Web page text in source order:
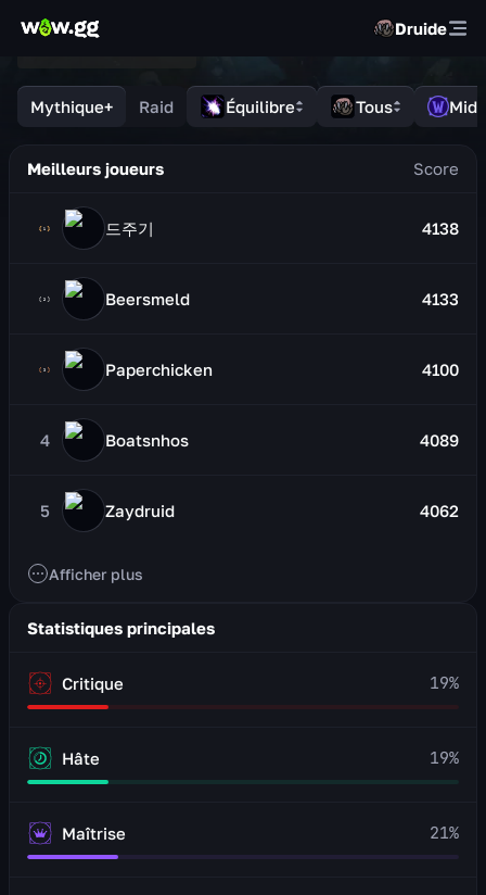
Druide
Mythique+ Raid Équilibre Tous
Meilleurs joueurs
드주기 4138
Beersmeld 4133
Paperchicken 4100
4 Boatsnhos 4089
5 Zaydruid 4062
Afficher plus
Statistiques principales
Critique 19%
Hâte 19%
Maîtrise 21%